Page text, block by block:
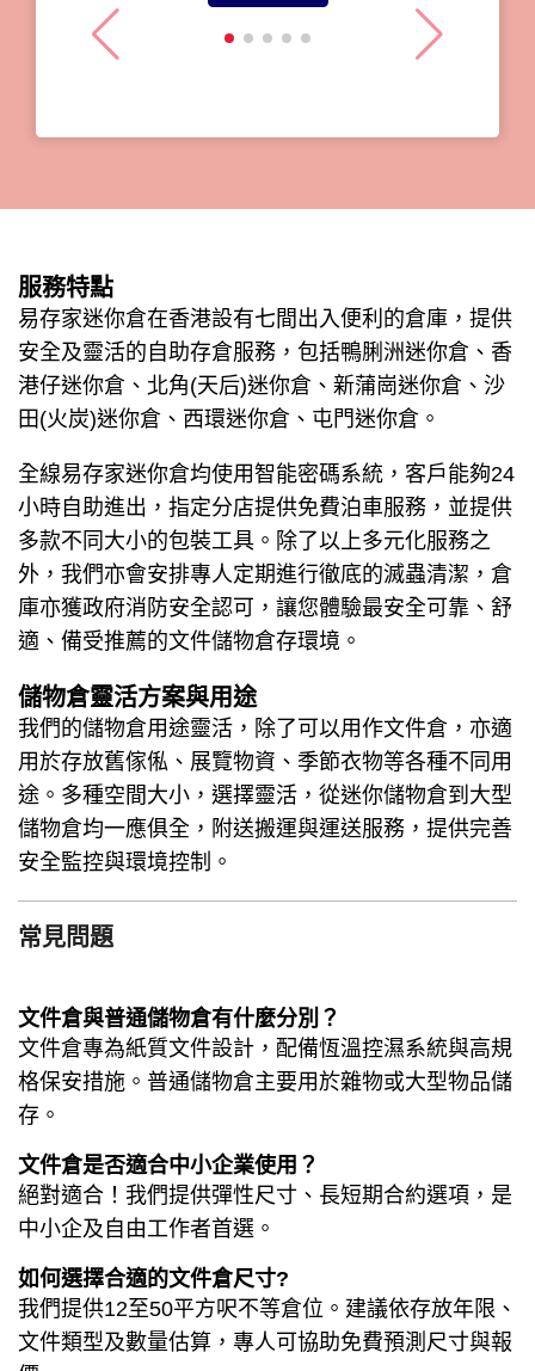
服務特點
易存家迷你倉在香港設有七間出入便利的倉庫，提供
安全及靈活的自助存倉服務，包括鴨脷洲迷你倉、香
港仔迷你倉、北角(天后)迷你倉、 新蒲崗迷你倉、沙
田(火炭)迷你倉、西環迷你倉、屯門迷你倉。
全線易存家迷你倉均使用智能密碼系統，客戶能夠24
小時自助進出，指定分店提供免費泊車服務，並提供
多款不同大小的包裝工具。除了以上多元化服務之
外，我們亦會安排專人定期進行徹底的滅蟲清潔，倉
庫亦獲政府消防安全認可，讓您體驗最安全可靠、舒
適、備受推薦的文件儲物倉存環境。
儲物倉靈活方案與用途
我們的儲物倉用途靈活，除了可以用作文件倉，亦適
用於存放舊傢俬、展覽物資、季節衣物等各種不同用
途。多種空間大小，選擇靈活，從迷你儲物倉到大型
儲物倉均一應俱全，附送搬運與運送服務，提供完善
安全監控與環境控制。
常見問題
文件倉與普通儲物倉有什麼分別？
文件倉專為紙質文件設計，配備恆溫控濕系統與高規
格保安措施。普通儲物倉主要用於雜物或大型物品儲
存。
文件倉是否適合中小企業使用？
絕對適合！我們提供彈性尺寸、長短期合約選項，是
中小企及自由工作者首選。
如何選擇合適的文件倉尺寸?
我們提供12至50平方呎不等倉位。建議依存放年限、
文件類型及數量估算，專人可協助免費預測尺寸與報